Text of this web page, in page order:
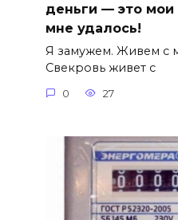
деньги — это
мне удалось!
Я замужем. Живем с
Свекровь живет с
0 27